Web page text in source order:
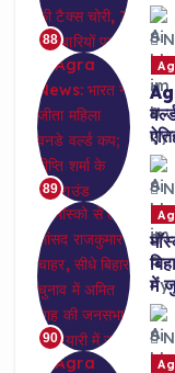
88
89
90
में